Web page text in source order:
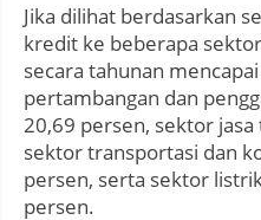
Jika dilihat berdasarkan
kredit ke beberapa
secara tahunan mencapai
pertambangan dan
20,69 persen, sektor
sektor transportasi dan
persen, serta sektor
persen.